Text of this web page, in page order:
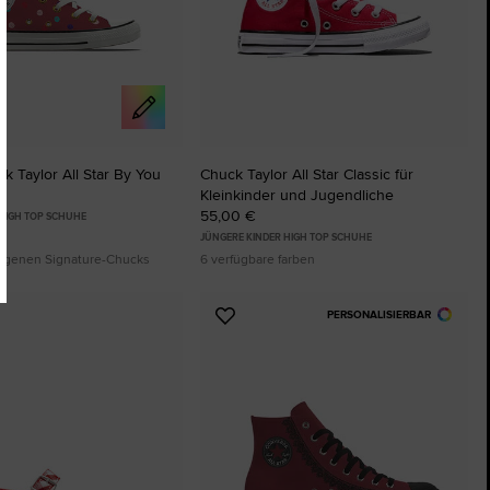
Taylor All Star By You
TOP SCHUHE
Signature-Chucks
Chuck Taylor All Star Classic für
Kleinkinder und Jugendliche
55,00 €
JÜNGERE KINDER HIGH TOP SCHUHE
6 verfügbare farben
PERSONALISIERBAR
Zu